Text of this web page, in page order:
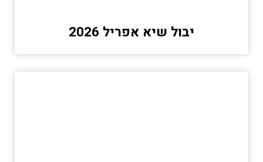
יבול שיא אפריל 2026